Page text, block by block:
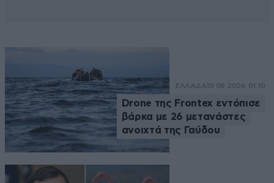
ΕΛΛΑΔΑ 10·08·2026 01:10
Drone της Frontex εντόπισε
βάρκα με 26 μετανάστες
ανοιχτά της Γαύδου